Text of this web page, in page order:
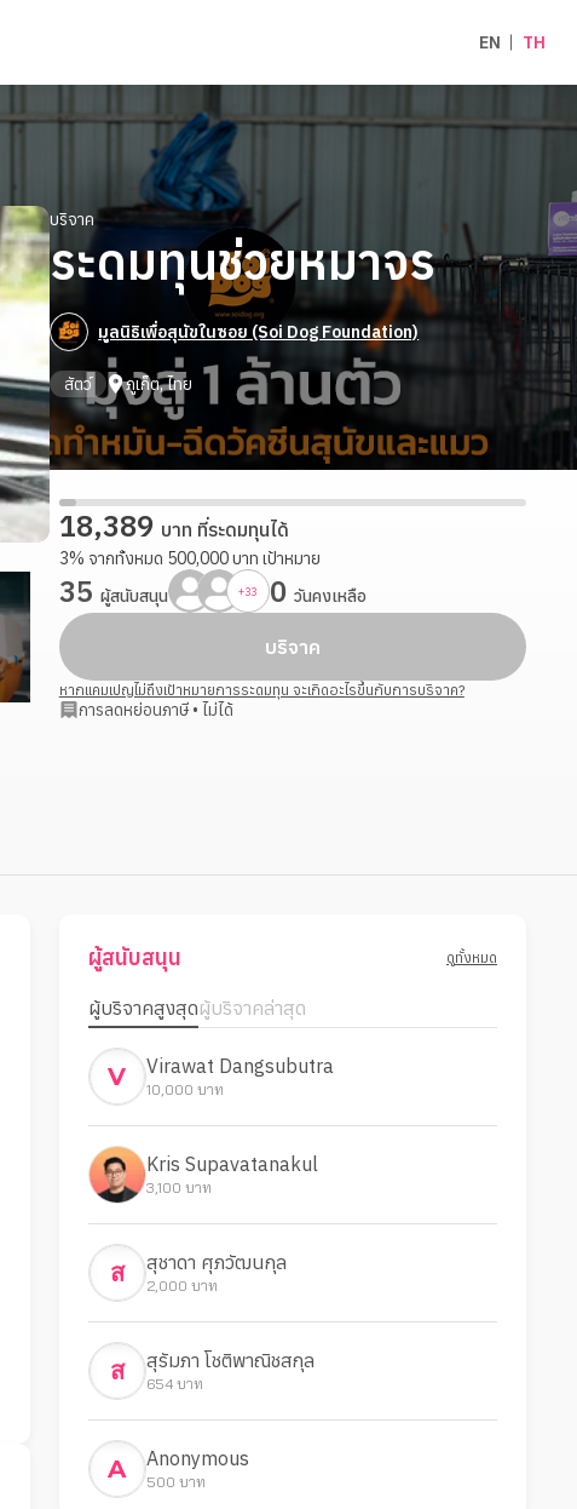
EN TH
บริจาค
ระดมทุนช่วยหมาจร
มูลนิธิเพื่อสุนัขในซอย (Soi Dog Foundation)
สัตว์ ภูเก็ต, ไทย
18,389 บาท ที่ระดมทุนได้
3% จากทั้งหมด 500,000บาท เป้าหมาย
35 ผู้สนับสนุน +33 0 วันคงเหลือ
บริจาค
หากแคมเปญไม่ถึงเป้าหมายการระดมทุน จะเกิดอะไรขึ้นกับการบริจาค?
การลดหย่อนภาษี• ไม่ได้
ผู้สนับสนุน ดูทั้งหมด
ผู้บริจาคสูงสุดผู้บริจาคล่าสุด
V Virawat Dangsubutra
10,000 บาท
Kris Supavatanakul
3,100 บาท
ส สุชาดา ศุภวัฒนกุล
2,000 บาท
ส สุรัมภา โชติพาณิชสกุล
654 บาท
A Anonymous
500 บาท